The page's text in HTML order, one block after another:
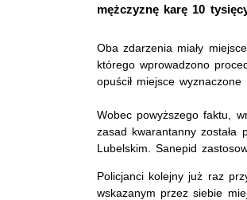
mężczyznę karę 10
Oba zdarzenia miały
którego wprowadzono
opuścił miejsce
Wobec powyższego faktu,
zasad kwarantanny została
Lubelskim. Sanepid
Policjanci kolejny już raz
wskazanym przez siebie